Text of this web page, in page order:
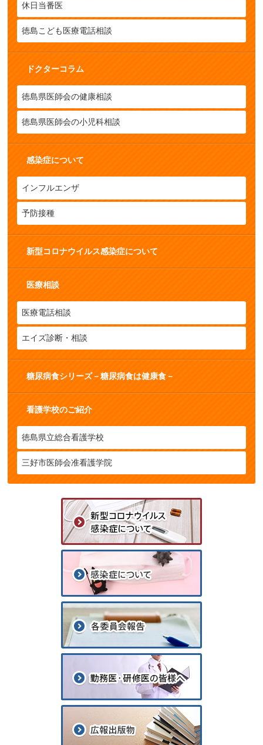
休日当番医
徳島こども医療電話相談
ドクターコラム
徳島県医師会の健康相談
徳島県医師会の小児科相談
感染症について
インフルエンザ
予防接種
新型コロナウイルス感染症について
医療相談
医療電話相談
エイズ診断・相談
糖尿病食シリーズ－糖尿病食は健康食－
看護学校のご紹介
徳島県立総合看護学校
三好市医師会准看護学院